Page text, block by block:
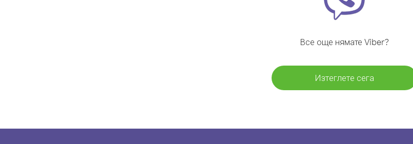
Все още нямате Viber?
Изтеглете сега